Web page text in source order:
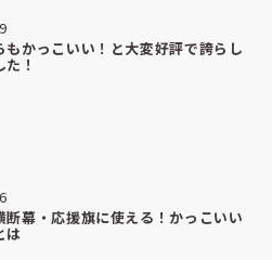
強くなったように感じていま
長くチームを支えてくれる存在
てにおいて大満足です。
ひお願いさせていただきたいで
もかっこいい！と大変好評で誇らし
！
断幕・応援旗に使える！かっこいい
は